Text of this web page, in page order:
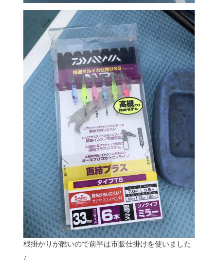
根掛かりが酷いので前半は市販仕掛けを使いました
♪